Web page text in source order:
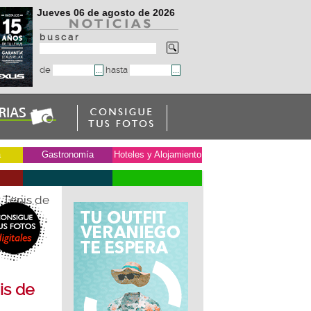
Jueves 06 de agosto de 2026
b u s c a r
de hasta
Gastronomía Hoteles y Alojamiento
de
de